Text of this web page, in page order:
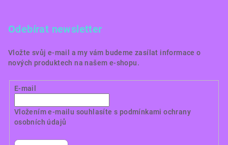
Odebírat newsletter
Vložte svůj e-mail a my vám budeme zasílat informace o
nových produktech na našem e-shopu.
E-mail
Vložením e-mailu souhlasíte s podmínkami ochrany
osobních údajů